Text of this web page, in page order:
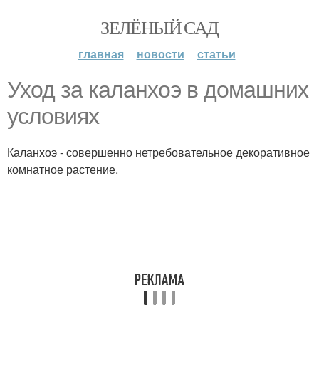
ЗЕЛЁНЫЙ САД
главная новости статьи
Уход за каланхоэ в домашних
условиях
Каланхоэ - совершенно нетребовательное декоративное
комнатное растение.